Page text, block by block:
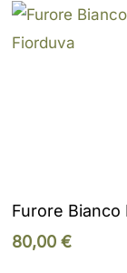
Add To
Furore Bianco
80,00€